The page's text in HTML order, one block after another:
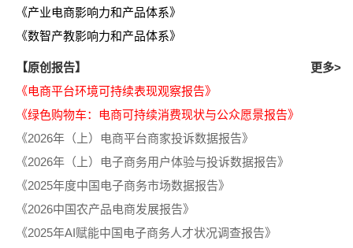
《产业电商影响力和产品体系》
《数智产教影响力和产品体系》
【原创报告】
更多>
《电商平台环境可持续表现观察报告》
《绿色购物车：电商可持续消费现状与公众愿景报告》
《2026年（上）电商平台商家投诉数据报告》
《2026年（上）电子商务用户体验与投诉数据报告》
《2025年度中国电子商务市场数据报告》
《2026中国农产品电商发展报告》
《2025年AI赋能中国电子商务人才状况调查报告》